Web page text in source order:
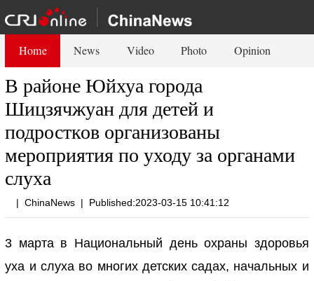
Home News Video Photo Opinion
В районе Юйхуа города
Шицзячжуан для детей и
подростков организованы
мероприятия по уходу за органами
слуха
| ChinaNews | Published:2023-03-15 10:41:12
3 марта в Национальный день охраны здоровья
уха и слуха во многих детских садах, начальных и